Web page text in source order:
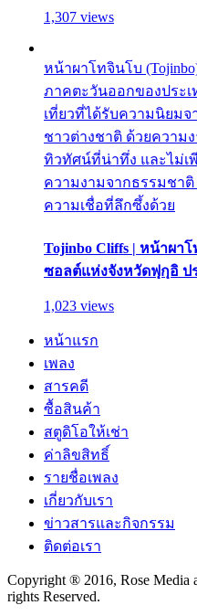
1,307 views
หน้าผาโทจินโบ
ภาคตะวันออกของประ
เที่ยวที่ได้รับความนิยม
ชาวต่างชาติ ด้วยความ
ทิวทัศน์ที่น่าทึ่ง และไม่เ
ความงามจากธรรมชา
ความเชื่อที่ลึกซึ้งด้วย
Tojinbo Cliffs | หน้าผา
ซอลต์แห่งจังหวัดฟุกุอิ ป
1,023 views
หน้าแรก
เพลง
สารคดี
ซื้อสินค้า
สตูดิโอให้เช่า
ค่าลิขสิทธิ์
รายชื่อเพลง
เกี่ยวกับเรา
ข่าวสารและกิจกรรม
ติดต่อเรา
Copyright ® 2016, Rose Media
rights Reserved.